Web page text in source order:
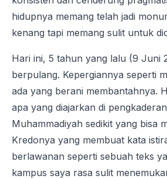
hidupnya memang telah jadi
kenang tapi memang sulit untuk
Hari ini, 5 tahun yang lalu (9 Juni
berpulang. Kepergiannya seperti
ada yang berani membantahnya.
apa yang diajarkan di
Muhammadiyah sedikit yang bisa
Kredonya yang membuat kata
berlawanan seperti sebuah teks
kampus saya rasa sulit